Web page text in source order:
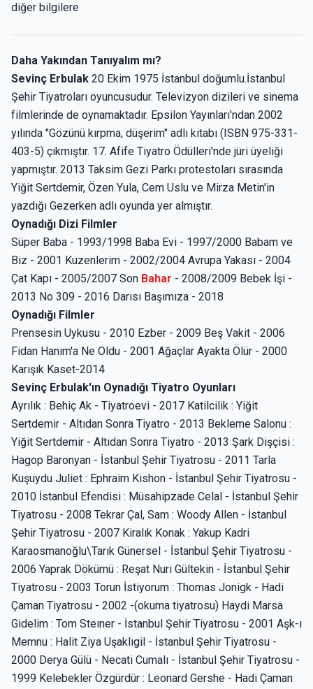
diğer bilgilere
Daha Yakından Tanıyalım mı?
Sevinç Erbulak 20 Ekim 1975 İstanbul doğumlu.İstanbul
Şehir Tiyatroları oyuncusudur. Televizyon dizileri ve sinema
filmlerinde de oynamaktadır. Epsilon Yayınları'ndan 2002
yılında "Gözünü kırpma, düşerim" adlı kitabı (ISBN 975-331-
403-5) çıkmıştır. 17. Afife Tiyatro Ödülleri'nde jüri üyeliği
yapmıştır. 2013 Taksim Gezi Parkı protestoları sırasında
Yiğit Sertdemir, Özen Yula, Cem Uslu ve Mirza Metin'in
yazdığı Gezerken adlı oyunda yer almıştır.
Oynadığı Dizi Filmler
Süper Baba - 1993/1998 Baba Evi - 1997/2000 Babam ve
Biz - 2001 Kuzenlerim - 2002/2004 Avrupa Yakası - 2004
Çat Kapı - 2005/2007 Son Bahar - 2008/2009 Bebek İşi -
2013 No 309 - 2016 Darısı Başımıza - 2018
Oynadığı Filmler
Prensesin Uykusu - 2010 Ezber - 2009 Beş Vakit - 2006
Fidan Hanım'a Ne Oldu - 2001 Ağaçlar Ayakta Ölür - 2000
Karışık Kaset-2014
Sevinç Erbulak'ın Oynadığı Tiyatro Oyunları
Ayrılık : Behiç Ak - Tiyatroevi - 2017 Katilcilik : Yiğit
Sertdemir - Altıdan Sonra Tiyatro - 2013 Bekleme Salonu :
Yiğit Sertdemir - Altıdan Sonra Tiyatro - 2013 Şark Dişçisi :
Hagop Baronyan - İstanbul Şehir Tiyatrosu - 2011 Tarla
Kuşuydu Juliet : Ephraim Kishon - İstanbul Şehir Tiyatrosu -
2010 İstanbul Efendisi : Müsahipzade Celal - İstanbul Şehir
Tiyatrosu - 2008 Tekrar Çal, Sam : Woody Allen - İstanbul
Şehir Tiyatrosu - 2007 Kiralık Konak : Yakup Kadri
Karaosmanoğlu\Tarık Günersel - İstanbul Şehir Tiyatrosu -
2006 Yaprak Dökümü : Reşat Nuri Gültekin - İstanbul Şehir
Tiyatrosu - 2003 Torun İstiyorum : Thomas Jonigk - Hadi
Çaman Tiyatrosu - 2002 -(okuma tiyatrosu) Haydi Marsa
Gidelim : Tom Steıner - İstanbul Şehir Tiyatrosu - 2001 Aşk-ı
Memnu : Halit Ziya Uşaklıgil - İstanbul Şehir Tiyatrosu -
2000 Derya Gülü - Necati Cumalı - İstanbul Şehir Tiyatrosu -
1999 Kelebekler Özgürdür : Leonard Gershe - Hadi Çaman